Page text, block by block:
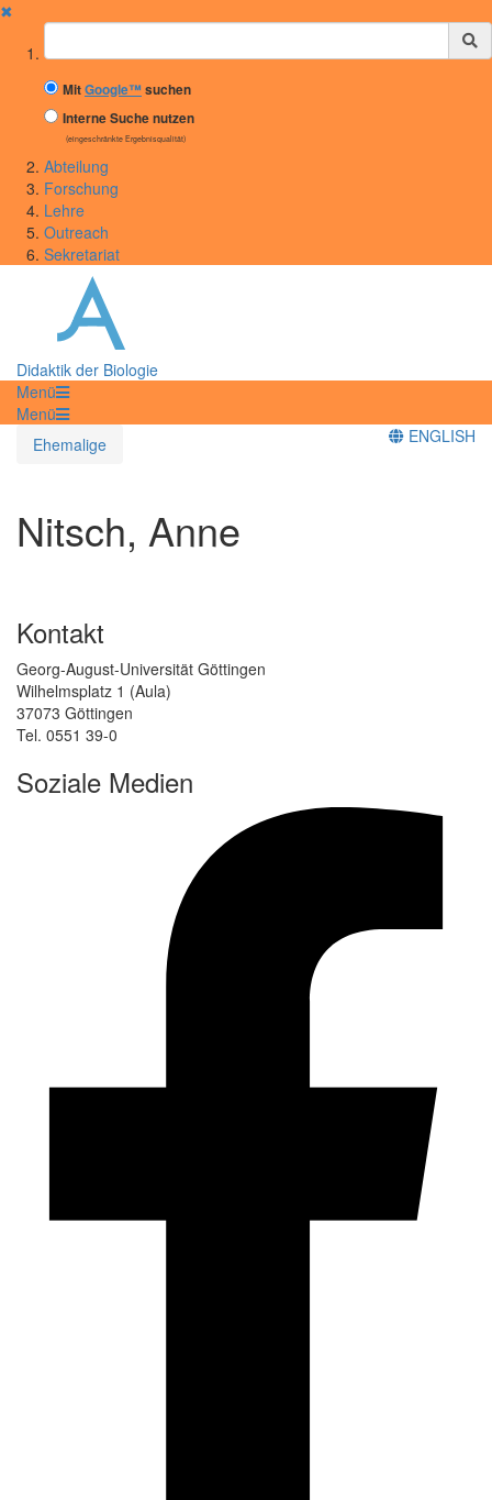
✖
Suchbegriff
MitGoogle™suchen
Interne Suche nutzen
(eingeschränkte Ergebnisqualität)
Abteilung
Forschung
Lehre
Outreach
Sekretariat
Didaktik der Biologie
Menü
Menü
Ehemalige
ENGLISH
Nitsch, Anne
Kontakt
Georg-August-Universität Göttingen
Wilhelmsplatz 1 (Aula)
37073 Göttingen
Tel. 0551 39-0
Soziale Medien